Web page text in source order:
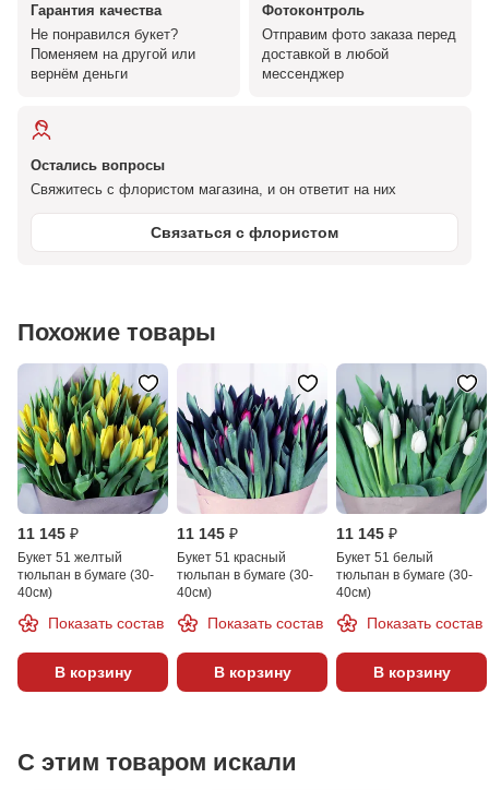
Гарантия качества
Не понравился букет?
Поменяем на другой или
вернём деньги
Фотоконтроль
Отправим фото заказа перед
доставкой в любой
мессенджер
Остались вопросы
Свяжитесь с флористом магазина, и он ответит на них
Связаться с флористом
Похожие товары
11 145 ₽
Букет 51 желтый
тюльпан в бумаге (30-
40см)
Показать состав
В корзину
11 145 ₽
Букет 51 красный
тюльпан в бумаге (30-
40см)
Показать состав
В корзину
11 145 ₽
Букет 51 белый
тюльпан в бумаге (30-
40см)
Показать состав
В корзину
С этим товаром искали